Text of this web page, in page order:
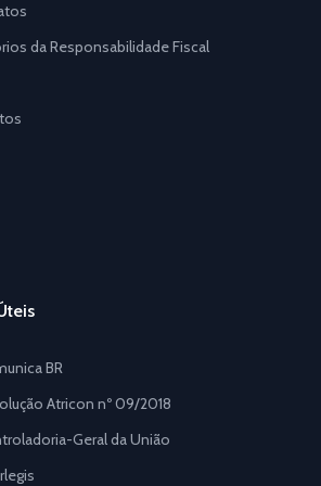
da Responsabilidade Fiscal
BR
Atricon nº 09/2018
Geral da União